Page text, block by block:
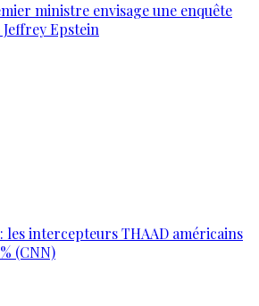
ministre envisage une enquête
Epstein
les intercepteurs THAAD américains
(CNN)